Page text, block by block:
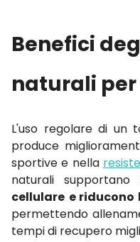
Benefici
naturali
L'uso regolare di un
produce
sportive e nella
naturali supportano
cellulare e
permettendo
tempi di recupero